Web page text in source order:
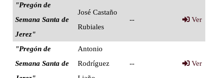
"Pregón de
Semana Santa de
Jerez"
José Castaño
Rubiales
-- Ver
"Pregón de
Semana Santa de
Antonio
Rodríguez
-- Ver